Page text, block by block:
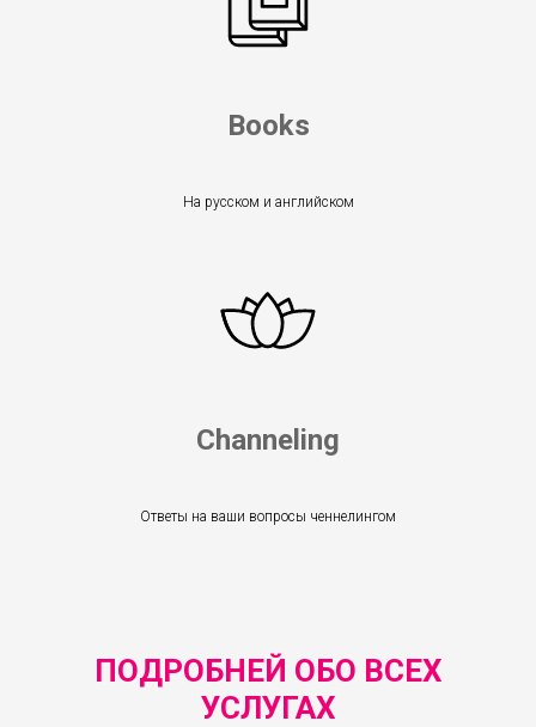
Books
На русском и английском
Channeling
Ответы на ваши вопросы ченнелингом
ПОДРОБНЕЙ ОБО ВСЕХ
УСЛУГАХ